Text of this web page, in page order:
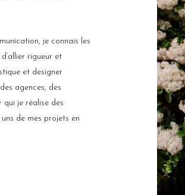
je connais les
rigueur et
et designer
agences, des
qui je réalise des
de mes projets en